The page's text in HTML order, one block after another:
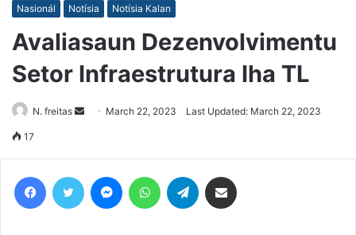
Nasionál Notísia Notísia Kalan
Avaliasaun Dezenvolvimentu
Setor Infraestrutura Iha TL
N. freitas
SendMarch 22, 2023 Last Updated: March 22, 2023
17